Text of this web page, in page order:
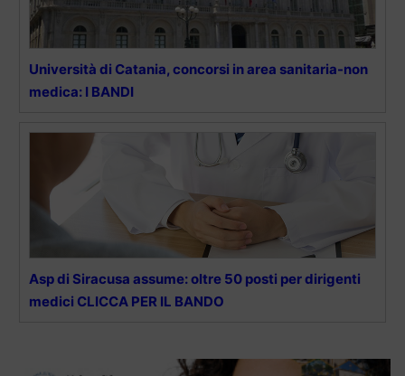
Università di Catania, concorsi in area sanitaria-non
medica: I BANDI
Asp di Siracusa assume: oltre 50 posti per dirigenti
medici CLICCA PER IL BANDO